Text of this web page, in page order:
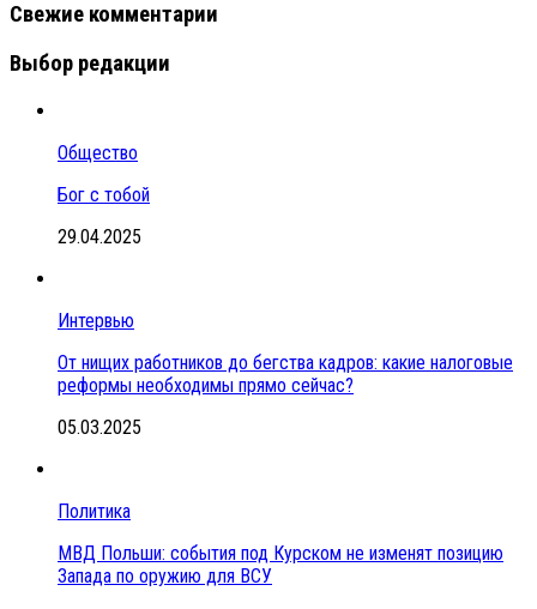
Свежие комментарии
Выбор редакции
Общество
Бог с тобой
29.04.2025
Интервью
От нищих работников до бегства кадров: какие налоговые
реформы необходимы прямо сейчас?
05.03.2025
Политика
МВД Польши: события под Курском не изменят позицию
Запада по оружию для ВСУ